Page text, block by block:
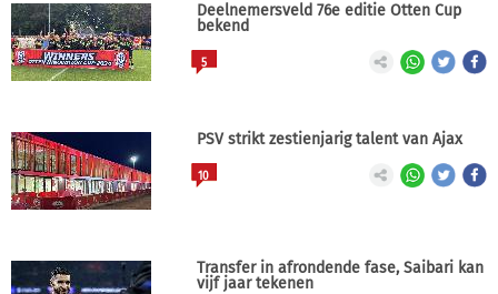
Deelnemersveld 76e editie Otten Cup
bekend
5
PSV strikt zestienjarig talent van Ajax
10
Transfer in afrondende fase, Saibari kan
vijf jaar tekenen